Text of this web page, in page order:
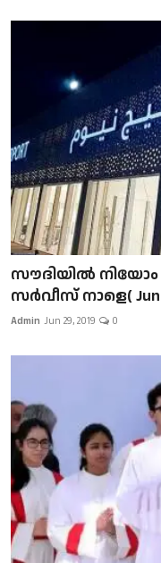
സൗദിയിൽ
സർവീസ് നാളെ(
Admin Jun 29, 2019 0